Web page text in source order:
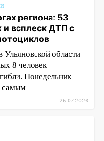
региона: 53
и всплеск ДТП с
области
8 человек
Понедельник —
самым
25.07.2026